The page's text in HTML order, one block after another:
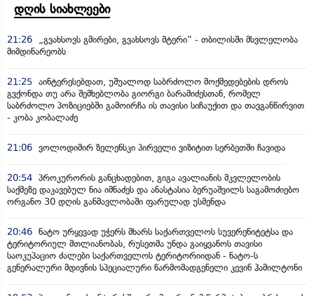
დღის სიახლეები
21:26
„გვახსოვს გმირები, გვახსოვს მტერი” - თბილისში მსვლელობა
მიმდინარეობს
21:25 აინტერესებდათ, უშუალოდ საბრძოლო მოქმედებების დროს
გვქონდა თუ არა შემხებლობა გიორგი ბარამიძესთან, რომელ
საბრძოლო პოზიციებში გამოირჩა ის თავისი სიჩაუქით და თავგანწირვით
- კობა კობალაძე
21:06 ვოლოდიმირ ზელენსკი პირველი ვიზიტით სერბეთში ჩავიდა
20:54 პროკურორის განცხადებით, გიგა ავალიანის მკვლელობის
საქმეზე დაკავებულ ნია იმნაძეს და ანასტასია ბერუაშვილს საგამოძიებო
ორგანო 30 დღის განმავლობაში ფარულად უსმენდა
20:46 ნატო ურყევად უჭერს მხარს საქართველოს სუვერენიტეტსა და
ტერიტორიულ მთლიანობას, რუსეთმა უნდა გაიყვანოს თავისი
საოკუპაციო ძალები საქართველოს ტერიტორიიდან - ნატო-ს
გენერალური მდივნის სპეციალური წარმომადგენელი კევინ ჰამილტონი